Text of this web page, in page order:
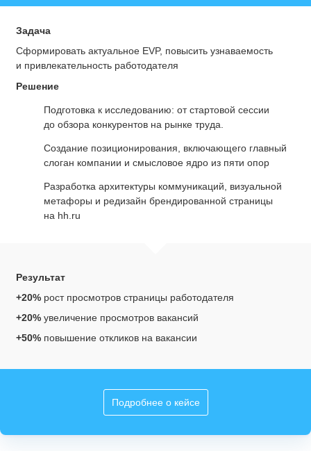
Подробнее о кейсе
Задача
Сформировать актуальное EVP, повысить узнаваемость
и привлекательность работодателя
Решение
Подготовка к исследованию: от стартовой сессии
до обзора конкурентов на рынке труда.
Создание позиционирования, включающего главный
слоган компании и смысловое ядро из пяти опор
Разработка архитектуры коммуникаций, визуальной
метафоры и редизайн брендированной страницы
на hh.ru
Результат
+20% рост просмотров страницы работодателя
+20% увеличение просмотров вакансий
+50% повышение откликов на вакансии